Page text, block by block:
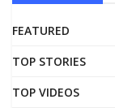
FEATURED
TOP STORIES
TOP VIDEOS